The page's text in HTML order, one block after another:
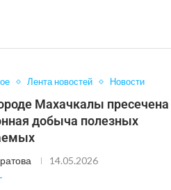
Лента новостей Новости
Махачкалы пресечена
добыча полезных
14.05.2026